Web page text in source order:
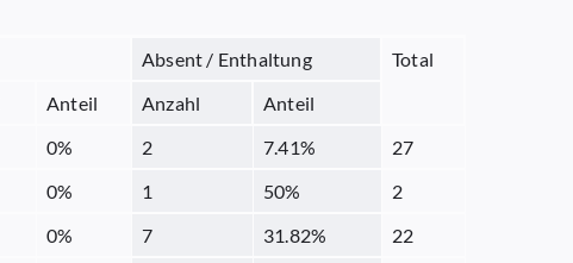
Absent / Enthaltung
Total
Anteil Anzahl
Anteil
0% 2 7.41%
27
0% 1 50%
2
0% 7 31.82%
22